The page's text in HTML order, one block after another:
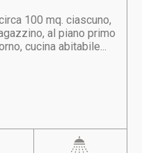
100 mq. ciascuno,
al piano primo
cucina abitabile...